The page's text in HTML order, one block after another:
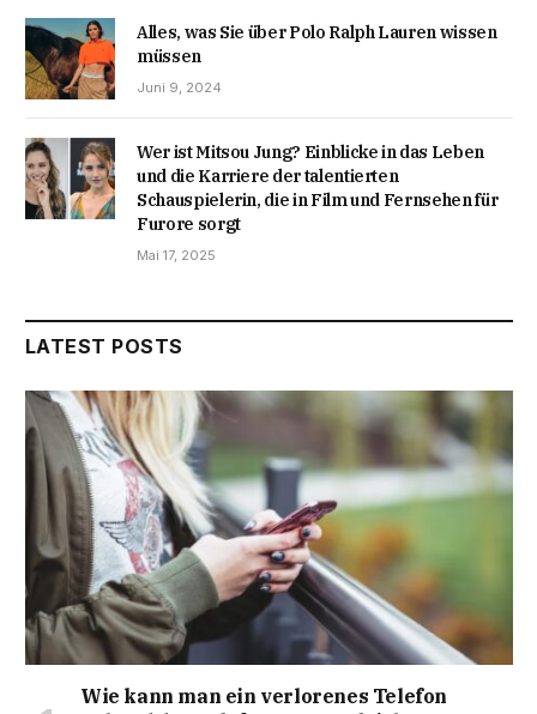
Alles, was Sie über Polo Ralph Lauren wissen
müssen
Juni 9, 2024
Wer ist Mitsou Jung? Einblicke in das Leben
und die Karriere der talentierten
Schauspielerin, die in Film und Fernsehen für
Furore sorgt
Mai 17, 2025
LATEST POSTS
Wie kann man ein verlorenes Telefon